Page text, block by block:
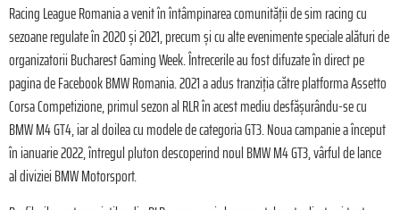
Racing League Romania a venit în întâmpinarea comunității de sim racing cu
sezoane regulate în 2020 și 2021, precum și cu alte evenimente speciale alături de
organizatorii Bucharest Gaming Week. Întrecerile au fost difuzate în direct pe
pagina de Facebook BMW Romania. 2021 a adus tranziția către platforma Assetto
Corsa Competizione, primul sezon al RLR în acest mediu desfășurându-se cu
BMW M4 GT4, iar al doilea cu modele de categoria GT3. Noua campanie a început
în ianuarie 2022, întregul pluton descoperind noul BMW M4 GT3, vârful de lance
al diviziei BMW Motorsport.